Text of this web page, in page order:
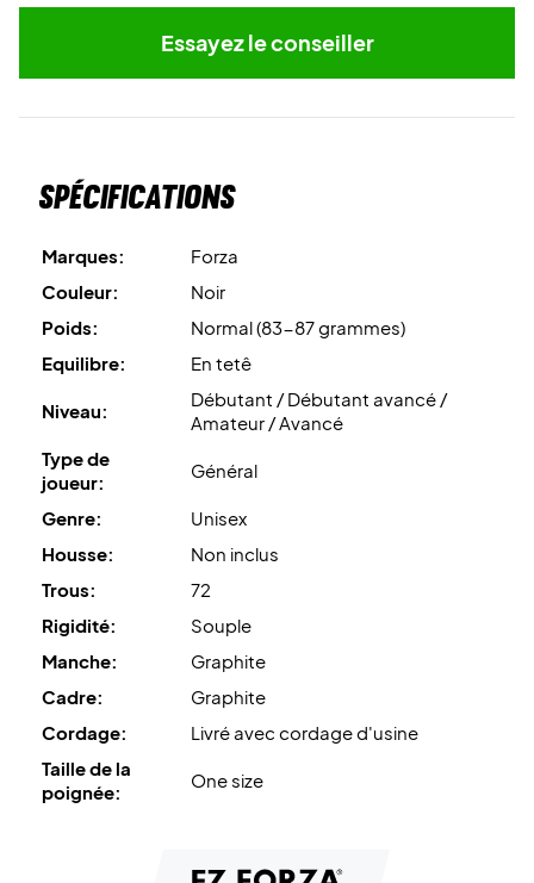
Essayez le conseiller
Spécifications
Marques:
Forza
Couleur:
Noir
Poids:
Normal (83-87 grammes)
Equilibre:
En tetê
Niveau:
Débutant / Débutant avancé /
Amateur / Avancé
Type de
joueur:
Général
Genre:
Unisex
Housse:
Non inclus
Trous:
72
Rigidité:
Souple
Manche:
Graphite
Cadre:
Graphite
Cordage:
Livré avec cordage d'usine
Taille de la
poignée:
One size